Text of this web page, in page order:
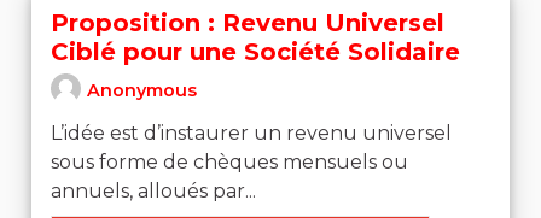
Proposition : Revenu Universel
Ciblé pour une Société Solidaire
Anonymous
L’idée est d’instaurer un revenu universel
sous forme de chèques mensuels ou
annuels, alloués par...